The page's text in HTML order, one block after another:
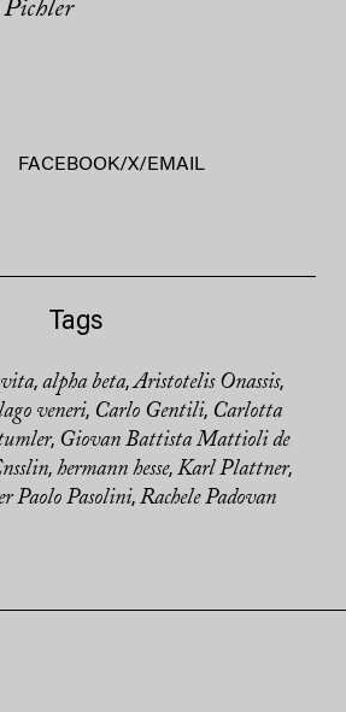
FACEBOOK/X/ EMAIL
Tags
, alpha beta,Aristotelis Onassis,
veneri, Carlo Gentili, Carlotta
, Giovan Battista Mattioli de
, hermann hesse, Karl Plattner,
Paolo Pasolini, Rachele Padovan